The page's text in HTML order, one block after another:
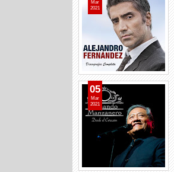
Mar
2021
05
Mar
2021